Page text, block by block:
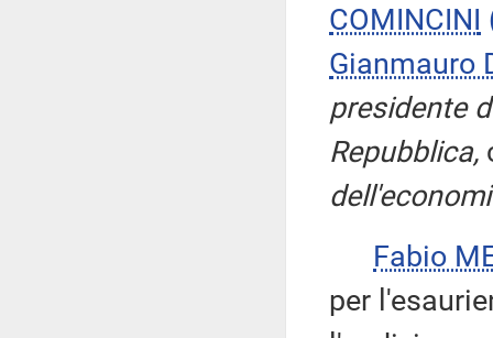
COMINCINI
Gianmauro
presidente
Repubblica,
Fabio
per